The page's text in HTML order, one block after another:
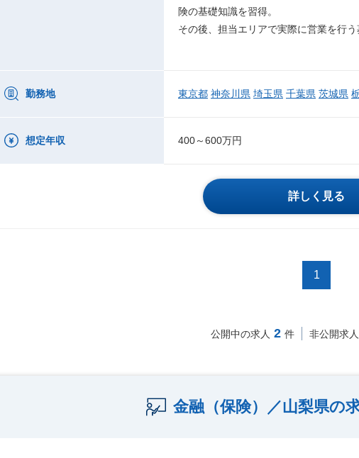
険の基礎知識を習得。
その後、担当エリアで実際に営業を行う
勤務地 東京都 神奈川県 埼玉県 千葉県 茨城県
想定年収 400～600万円
詳しく見る
1
公開中の求人 2 件 非公開求人
金融（保険）／山梨県の